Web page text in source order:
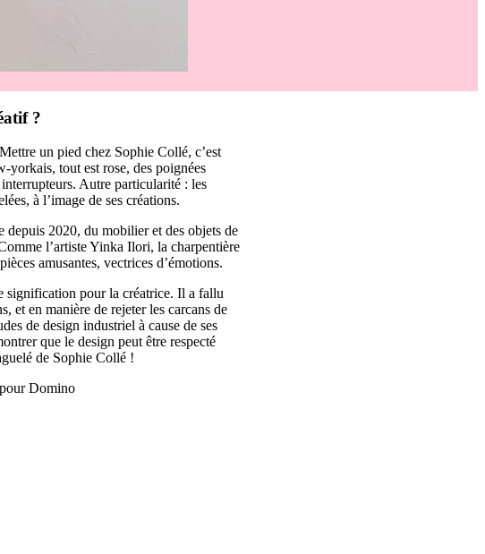
?
un pied chez Sophie Collé, c’est
yorkais, tout est rose, des poignées
Autre particularité : les
à l’image de ses créations.
depuis 2020, du mobilier et des objets de
l’artiste Yinka Ilori, la charpentière
amusantes, vectrices d’émotions.
signification pour la créatrice. Il a fallu
et en manière de rejeter les carcans de
de design industriel à cause de ses
que le design peut être respecté
de Sophie Collé !
Domino